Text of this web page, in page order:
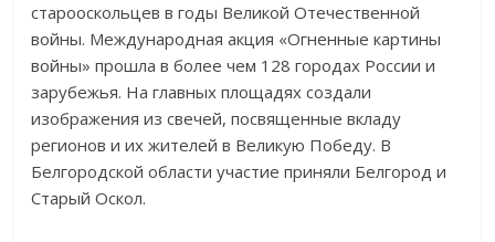
старооскольцев в годы Великой Отечественной
войны. Международная акция «Огненные картины
войны» прошла в более чем 128 городах России и
зарубежья. На главных площадях создали
изображения из свечей, посвященные вкладу
регионов и их жителей в Великую Победу. В
Белгородской области участие приняли Белгород и
Старый Оскол.